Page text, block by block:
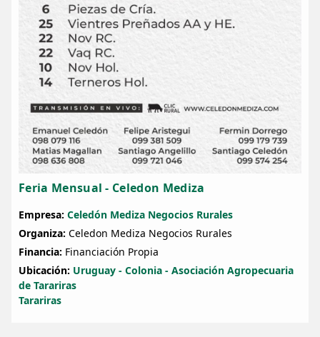
Feria Mensual - Celedon Mediza
Empresa: Celedón Mediza Negocios Rurales
Organiza: Celedon Mediza Negocios Rurales
Financia: Financiación Propia
Ubicación: Uruguay - Colonia - Asociación Agropecuaria
de Tarariras
Tarariras